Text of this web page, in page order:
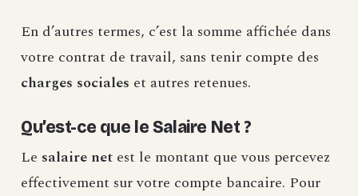
En d’autres termes, c’est la somme affichée dans
votre contrat de travail, sans tenir compte des
charges sociales et autres retenues.
Qu’est-ce que le Salaire Net ?
Le salaire net est le montant que vous percevez
effectivement sur votre compte bancaire. Pour